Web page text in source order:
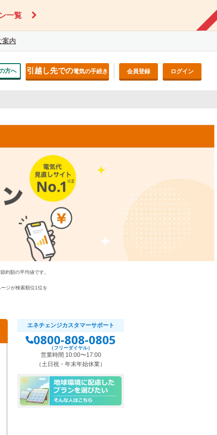
一覧
案内
方へ 引越し先での電気の手続き 会員登録 ログイン
約額の平均値です。
ジが検索順位1位を
エネチェンジカスタマーサポート
0800-808-0805
（フリーダイヤル）
営業時間 10:00〜17:00
（土日祝・年末年始休業）